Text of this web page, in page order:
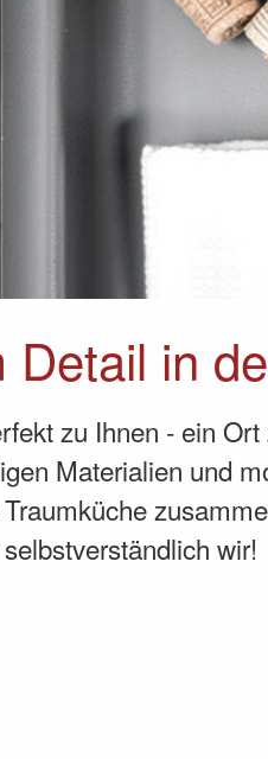
Detail in
zu Ihnen - ein
Materialien und
wir!